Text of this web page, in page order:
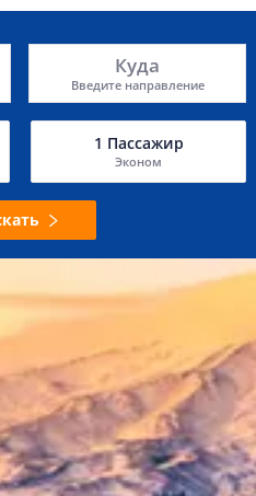
Куда
Введите направление
1 Пассажир
Эконом